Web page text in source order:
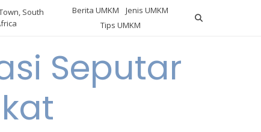
South
Berita UMKM
Jenis UMKM
Tips UMKM
Seputar